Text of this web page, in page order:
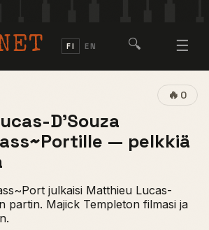
FI EN 🔍 ☰
🔥 0
D'Souza
— pelkkiä
julkaisi Matthieu Lucas-
partin. Majick Templeton filmasi ja